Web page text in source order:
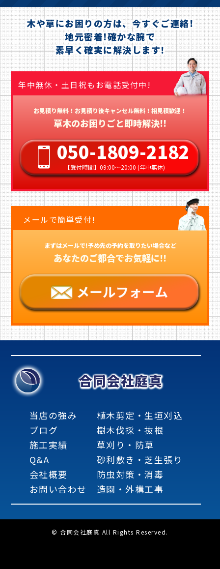
木や草にお困りの方は、今すぐご連絡!
地元密着!確かな腕で
素早く確実に解決します!
年中無休・土日祝もお電話受付中!
お見積り無料！お見積り後キャンセル無料！相見積歓迎！
草木のお困りごと即時解決!!
050-1809-2182
【受付時間】09:00〜20:00 (年中無休)
メールで簡単受付!
まずはメールで!予め先の予約を取りたい場合など
あなたのご都合でお気軽に!!
合同会社庭真
当店の強み
ブログ
施工実績
Q&A
会社概要
お問い合わせ
植木剪定・生垣刈込
樹木伐採・抜根
草刈り・防草
砂利敷き・芝生張り
防虫対策・消毒
造園・外構工事
© 合同会社庭真 All Rights Reserved.